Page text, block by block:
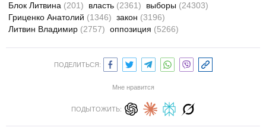
Блок Литвина (201) власть (2361) выборы (24303)
Гриценко Анатолий (1346) закон (3196)
Литвин Владимир (2757) оппозиция (5266)
ПОДЕЛИТЬСЯ:
Мне нравится
ПОДЫТОЖИТЬ: